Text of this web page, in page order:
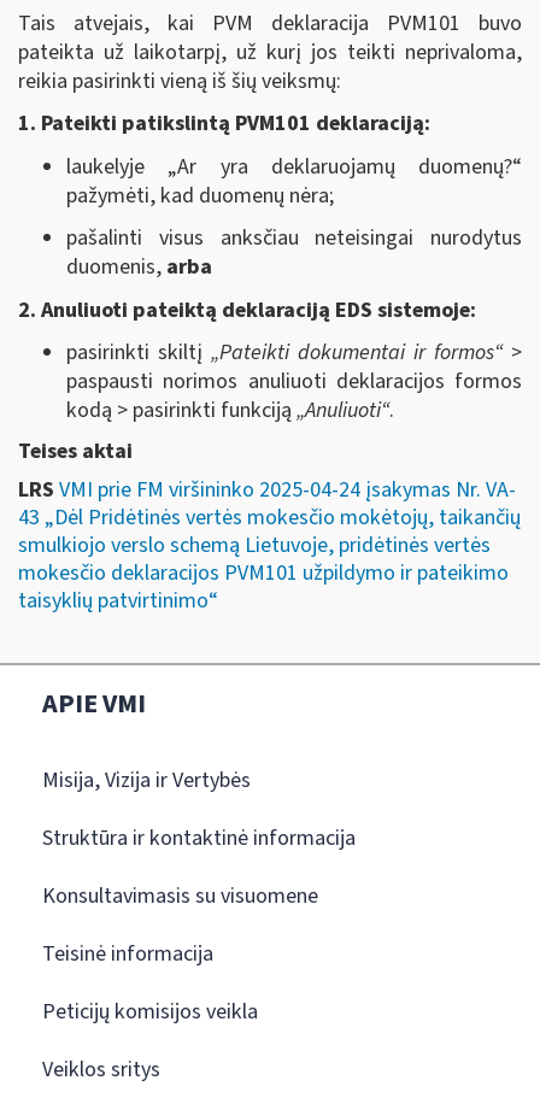
Tais atvejais, kai PVM deklaracija PVM101 buvo
pateikta už laikotarpį, už kurį jos teikti neprivaloma,
reikia pasirinkti vieną iš šių veiksmų:
1. Pateikti patikslintą PVM101 deklaraciją:
laukelyje „Ar yra deklaruojamų duomenų?“
pažymėti, kad duomenų nėra;
pašalinti visus anksčiau neteisingai nurodytus
duomenis, arba
2. Anuliuoti pateiktą deklaraciją EDS sistemoje:
pasirinkti skiltį „Pateikti dokumentai ir formos“>
paspausti norimos anuliuoti deklaracijos formos
kodą > pasirinkti funkciją „Anuliuoti“.
Teises aktai
LRS VMI prie FM viršininko 2025-04-24 įsakymas Nr. VA-
43 „Dėl Pridėtinės vertės mokesčio mokėtojų, taikančių
smulkiojo verslo schemą Lietuvoje, pridėtinės vertės
mokesčio deklaracijos PVM101 užpildymo ir pateikimo
taisyklių patvirtinimo“
APIE VMI
Misija, Vizija ir Vertybės
Struktūra ir kontaktinė informacija
Konsultavimasis su visuomene
Teisinė informacija
Peticijų komisijos veikla
Veiklos sritys